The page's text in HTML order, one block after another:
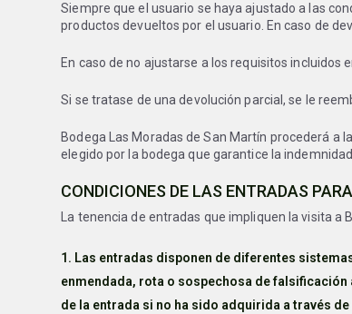
Siempre que el usuario se haya ajustado a las
productos devueltos por el usuario. En caso de
En caso de no ajustarse a los requisitos incluidos
Si se tratase de una devolución parcial, se le
Bodega Las Moradas de San Martín procederá a
elegido por la bodega que garantice la
CONDICIONES DE LAS ENTRADAS
La tenencia de entradas que impliquen la visita a
Las entradas disponen de diferentes
enmendada, rota o sospechosa de
de la entrada si no ha sido adquirida a través